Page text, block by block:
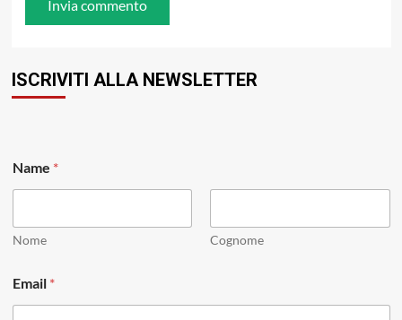
ISCRIVITI ALLA NEWSLETTER
a
m
N
a
*
Name *
Nome Cognome
Email *